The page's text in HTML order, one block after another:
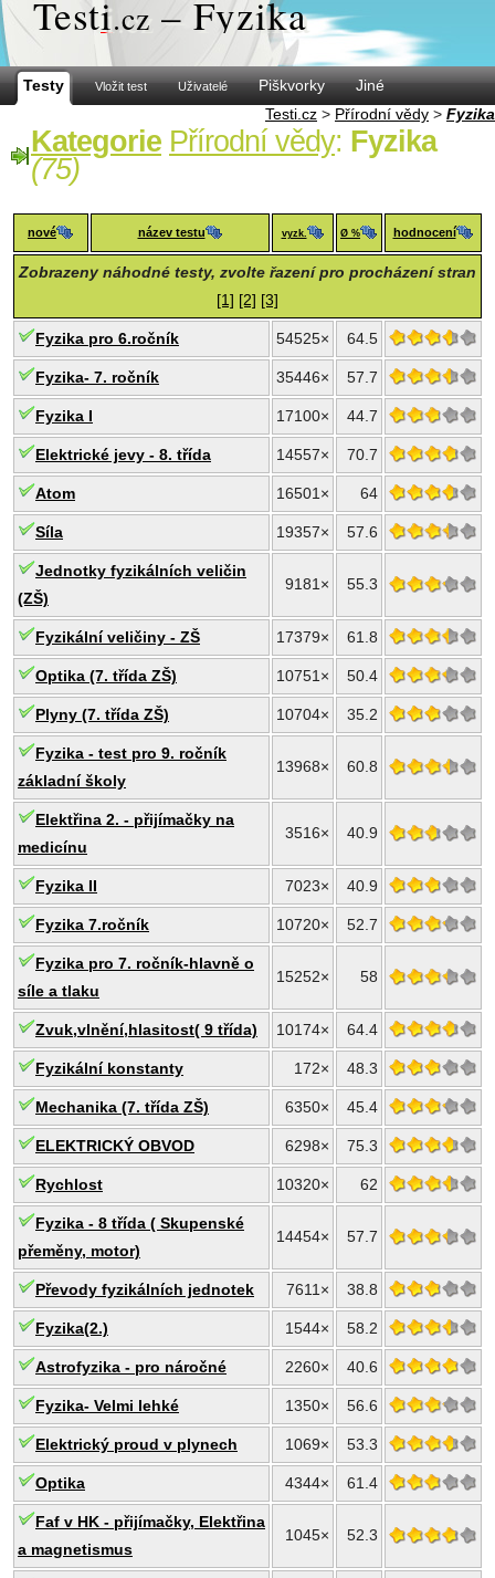
Testi.cz – Fyzika
Testy Vložit test Uživatelé Piškvorky
Jiné
Testi.cz > Přírodní vědy > Fyzika
Kategorie Přírodní vědy: Fyzika
(75)
nové název testu vyzk. Ø % hodnocení
Zobrazeny náhodné testy, zvolte řazení pro procházení stran
[1] [2] [3]
Fyzika pro 6.ročník 54525× 64.5
Fyzika- 7. ročník 35446× 57.7
Fyzika I 17100× 44.7
Elektrické jevy - 8. třída 14557× 70.7
Atom 16501× 64
Síla 19357× 57.6
Jednotky fyzikálních veličin
(ZŠ)
9181× 55.3
Fyzikální veličiny - ZŠ 17379× 61.8
Optika (7. třída ZŠ) 10751× 50.4
Plyny (7. třída ZŠ) 10704× 35.2
Fyzika - test pro 9. ročník
základní školy
13968× 60.8
Elektřina 2. - přijímačky na
medicínu
3516× 40.9
Fyzika II 7023× 40.9
Fyzika 7.ročník 10720× 52.7
Fyzika pro 7. ročník-hlavně o
síle a tlaku
15252× 58
Zvuk,vlnění,hlasitost( 9 třída) 10174× 64.4
Fyzikální konstanty 172× 48.3
Mechanika (7. třída ZŠ) 6350× 45.4
ELEKTRICKÝ OBVOD 6298× 75.3
Rychlost 10320× 62
Fyzika - 8 třída ( Skupenské
přeměny, motor)
14454× 57.7
Převody fyzikálních jednotek 7611× 38.8
Fyzika(2.) 1544× 58.2
Astrofyzika - pro náročné 2260× 40.6
Fyzika- Velmi lehké 1350× 56.6
Elektrický proud v plynech 1069× 53.3
Optika 4344× 61.4
Faf v HK - přijímačky, Elektřina
a magnetismus
1045× 52.3